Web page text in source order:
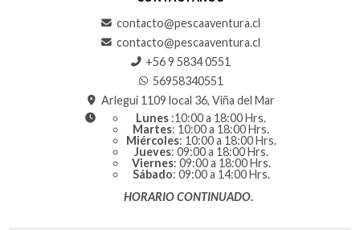
contacto@pescaaventura.cl
contacto@pescaaventura.cl
+56 9 5834 0551
56958340551
Arlegui 1109 local 36, Viña del Mar
Lunes :10:00 a 18:00 Hrs.
Martes: 10:00 a 18:00 Hrs.
Miércoles: 10:00 a 18:00 Hrs.
Jueves: 09:00 a 18:00 Hrs.
Viernes: 09:00 a 18:00 Hrs.
Sábado: 09:00 a 14:00 Hrs.
HORARIO CONTINUADO.